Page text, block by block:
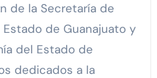
de la Secretaría de
de Guanajuato y
del Estado de
dedicados a la